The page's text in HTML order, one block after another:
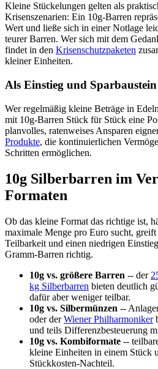
Kleine Stückelungen gelten als
Krisenszenarien: Ein 10g-Barren
Wert und ließe sich in einer Notlage
teurer Barren. Wer sich mit dem
findet in den Krisenschutzpaketen
kleiner Einheiten.
Als Einstieg und Sparbaustein
Wer regelmäßig kleine Beträge in
mit 10g-Barren Stück für Stück eine
planvolles, ratenweises Ansparen
Produkte, die kontinuierlichen
Schritten ermöglichen.
10g Silberbarren im
Formaten
Ob das kleine Format das richtige ist,
maximale Menge pro Euro sucht,
Teilbarkeit und einen niedrigen
Gramm-Barren richtig.
10g vs. größere Barren -- der
kg Silberbarren bieten deutlich
dafür aber weniger teilbar.
10g vs. Silbermünzen --
oder derWiener Philharmoniker
und teils Differenzbesteuerung
10g vs. Kombiformate --
kleine Einheiten in einem Stück
Stückkosten-Nachteil.